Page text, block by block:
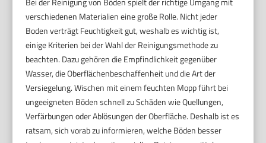
verschiedenen Materialien eine große Rolle. Nicht jeder
Boden verträgt Feuchtigkeit gut, weshalb es wichtig ist,
einige Kriterien bei der Wahl der Reinigungsmethode zu
beachten. Dazu gehören die Empfindlichkeit gegenüber
Wasser, die Oberflächenbeschaffenheit und die Art der
Versiegelung. Wischen mit einem feuchten Mopp führt bei
ungeeigneten Böden schnell zu Schäden wie Quellungen,
Verfärbungen oder Ablösungen der Oberfläche. Deshalb ist es
ratsam, sich vorab zu informieren, welche Böden besser